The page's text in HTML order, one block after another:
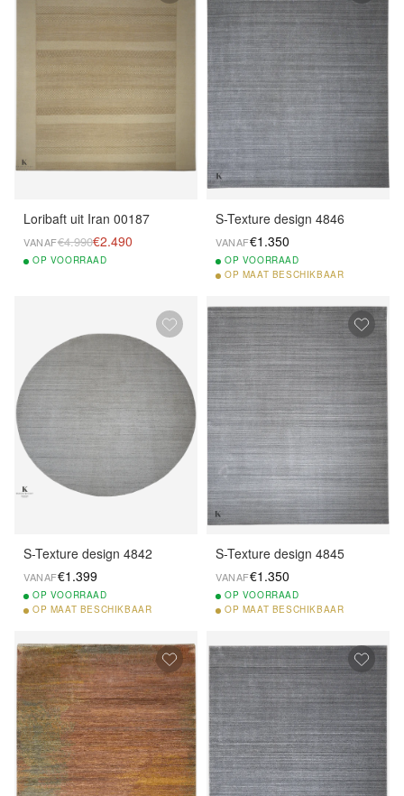
Loribaft uit Iran 00187
VANAF€4.990€2.490
OP VOORRAAD
S-Texture design 4846
VANAF€1.350
OP VOORRAAD
OP MAAT BESCHIKBAAR
S-Texture design 4842
VANAF€1.399
OP VOORRAAD
OP MAAT BESCHIKBAAR
S-Texture design 4845
VANAF€1.350
OP VOORRAAD
OP MAAT BESCHIKBAAR